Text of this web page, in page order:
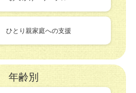
ひとり親家庭への支援
年齢別